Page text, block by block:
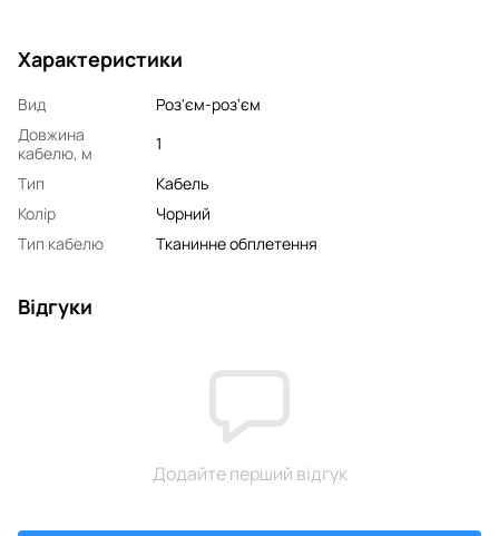
Характеристики
Вид
Роз'єм-роз'єм
Довжина
кабелю, м
1
Тип
Кабель
Колір
Чорний
Тип кабелю
Тканинне обплетення
Відгуки
Додайте перший відгук